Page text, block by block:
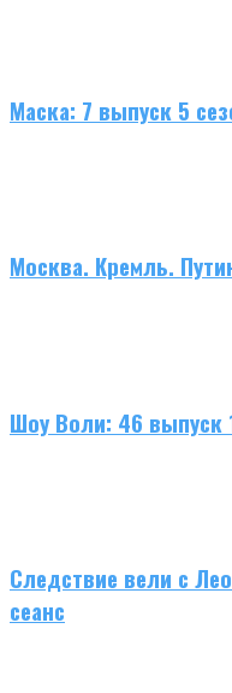
Маска: 7 выпуск 5
Москва. Кремль.
Шоу Воли: 46 выпуск
Следствие вели с
сеанс